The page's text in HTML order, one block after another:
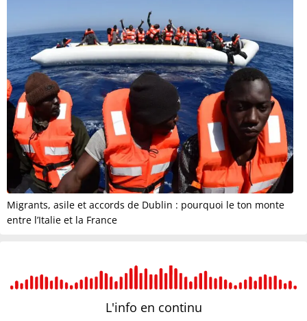
Migrants, asile et accords de Dublin : pourquoi le ton monte
entre l’Italie et la France
L'info en continu